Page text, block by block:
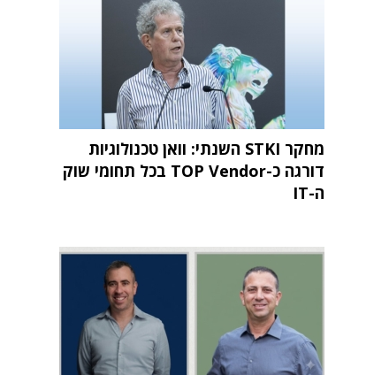
מחקר STKI השנתי: וואן טכנולוגיות
דורגה כ-TOP Vendor בכל תחומי שוק
ה-IT